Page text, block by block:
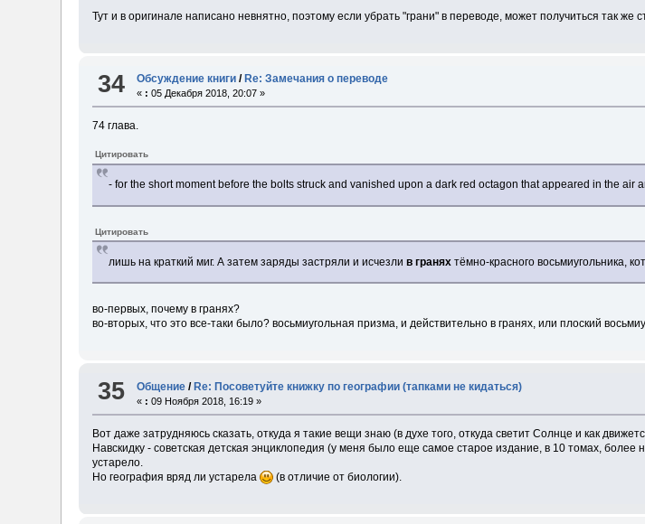
Тут и в оригинале написано невнятно, поэтому если убрать "грани" в переводе, может получиться так же
34 Обсуждение книги / Re: Замечания о переводе
« : 05 Декабря 2018, 20:07 »
74 глава.
Цитировать
- for the short moment before the bolts struck and vanished upon a dark red octagon that appeared in the air
Цитировать
лишь на краткий миг. А затем заряды застряли и исчезли в граняхтёмно-красного восьмиугольника,
во-первых, почему в гранях?
во-вторых, что это все-таки было? восьмиугольная призма, и действительно в гранях, или плоский
35 Общение /Re: Посоветуйте книжку по географии (тапками не кидаться)
« : 09 Ноября 2018, 16:19 »
Вот даже затрудняюсь сказать, откуда я такие вещи знаю (в духе того, откуда светит Солнце и как
Навскидку - советская детская энциклопедия (у меня было еще самое старое издание, в 10 томах,
устарело.
Но география вряд ли устарела
(в отличие от биологии).